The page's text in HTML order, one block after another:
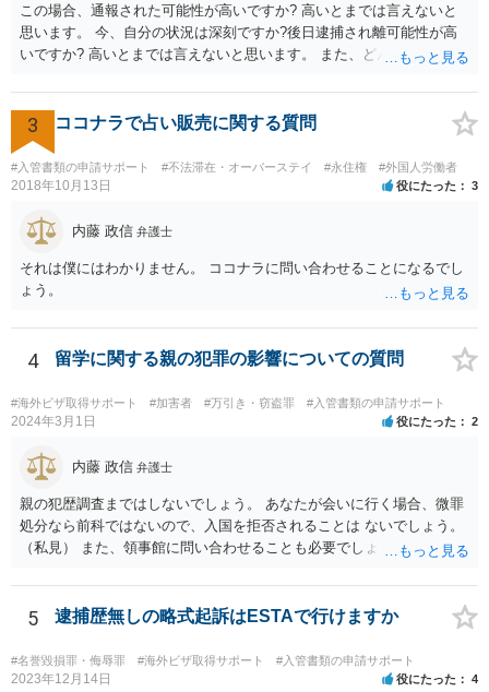
この場合、通報された可能性が高いですか? 高いとまでは言えないと
思います。 今、自分の状況は深刻ですか?後日逮捕され離可能性が高
いですか? 高いとまでは言えないと思います。 また、どんな犯罪をし
たりでしょうか。
3 ココナラで占い販売に関する質問
#入管書類の申請サポート #不法滞在・オーバーステイ #永住権 #外国人労働者
2018年10月13日 役にたった 3
内藤 政信 弁護士
それは僕にはわかりません。 ココナラに問い合わせることになるでし
ょう。
4 留学に関する親の犯罪の影響についての質問
#海外ビザ取得サポート #加害者 #万引き・窃盗罪 #入管書類の申請サポート
2024年3月1日 役にたった 2
内藤 政信 弁護士
親の犯歴調査まではしないでしょう。 あなたが会いに行く場合、微罪
処分なら前科ではないので、入国を拒否されることは ないでしょう。
（私見） また、領事館に問い合わせることも必要でしょう。
5 逮捕歴無しの略式起訴はESTAで行けますか
#名誉毀損罪・侮辱罪 #海外ビザ取得サポート #入管書類の申請サポート
2023年12月14日 役にたった 4